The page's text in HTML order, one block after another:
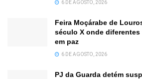
6 DE AGOSTO, 2026
Feira Moçárabe de
século X onde
em paz
6 DE AGOSTO, 2026
PJ da Guarda detém